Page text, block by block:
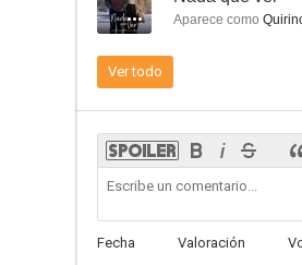
7.1
Aparece como
Ver todo
Fecha Valoración